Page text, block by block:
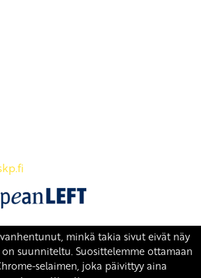
jäsen.
manifesto/